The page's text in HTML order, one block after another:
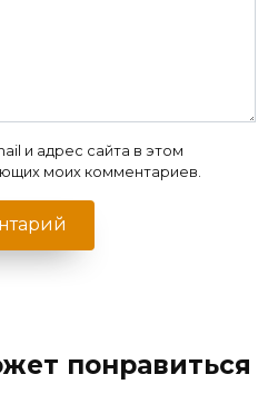
и адрес сайта в этом
моих комментариев.
понравиться